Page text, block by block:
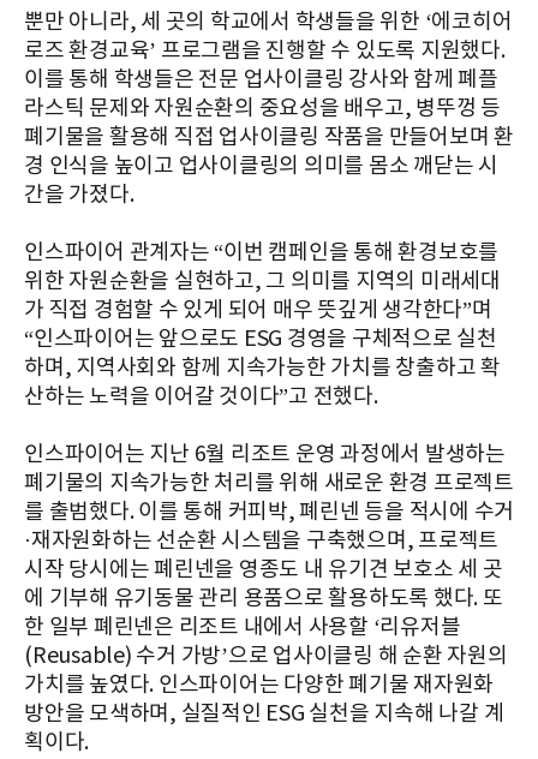
뿐만 아니라, 세 곳의 학교에서 학생들을 위한 ‘에코히어
로즈 환경교육’ 프로그램을 진행할 수 있도록 지원했다.
이를 통해 학생들은 전문 업사이클링 강사와 함께 폐플
라스틱 문제와 자원순환의 중요성을 배우고, 병뚜껑 등
폐기물을 활용해 직접 업사이클링 작품을 만들어보며 환
경 인식을 높이고 업사이클링의 의미를 몸소 깨닫는 시
간을 가졌다.
인스파이어 관계자는 “이번 캠페인을 통해 환경보호를
위한 자원순환을 실현하고, 그 의미를 지역의 미래세대
가 직접 경험할 수 있게 되어 매우 뜻깊게 생각한다”며
“인스파이어는 앞으로도 ESG 경영을 구체적으로 실천
하며, 지역사회와 함께 지속가능한 가치를 창출하고 확
산하는 노력을 이어갈 것이다”고 전했다.
인스파이어는 지난 6월 리조트 운영 과정에서 발생하는
폐기물의 지속가능한 처리를 위해 새로운 환경 프로젝트
를 출범했다. 이를 통해 커피박, 폐린넨 등을 적시에 수거
·재자원화하는 선순환 시스템을 구축했으며, 프로젝트
시작 당시에는 폐린넨을 영종도 내 유기견 보호소 세 곳
에 기부해 유기동물 관리 용품으로 활용하도록 했다. 또
한 일부 폐린넨은 리조트 내에서 사용할 ‘리유저블
(Reusable) 수거 가방’으로 업사이클링 해 순환 자원의
가치를 높였다. 인스파이어는 다양한 폐기물 재자원화
방안을 모색하며, 실질적인 ESG 실천을 지속해 나갈 계
획이다.